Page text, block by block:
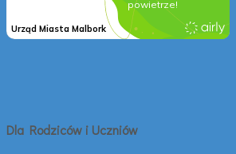
Dla Rodziców i Uczniów